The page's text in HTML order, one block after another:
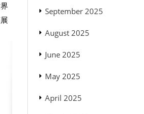
September 2025
August 2025
June 2025
May 2025
April 2025